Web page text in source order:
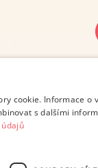
OCHRANY
cookie. Informace o
s dalšími